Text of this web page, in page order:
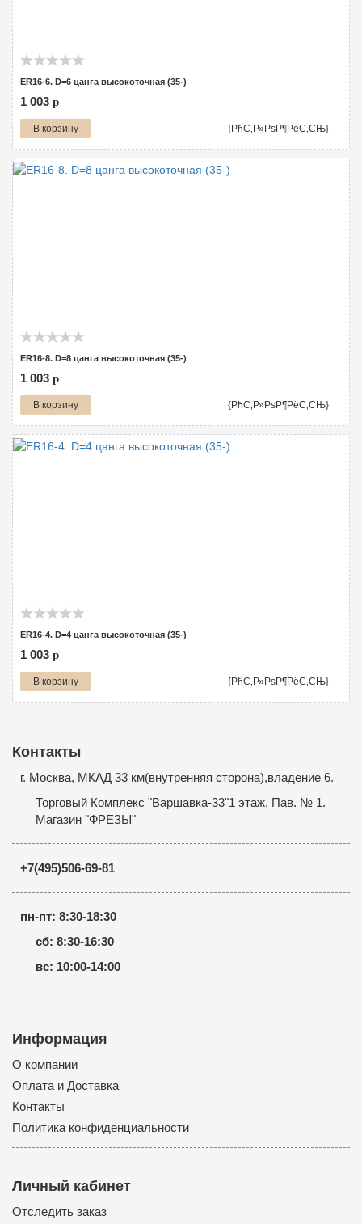
ER16-6. D=6 цанга высокоточная (35-)
1 003 p
В корзину {РћС‚Р»РѕР¶РёС‚СЊ}
ER16-8. D=8 цанга высокоточная (35-)
1 003 p
В корзину {РћС‚Р»РѕР¶РёС‚СЊ}
ER16-4. D=4 цанга высокоточная (35-)
1 003 p
В корзину {РћС‚Р»РѕР¶РёС‚СЊ}
Контакты
г. Москва, МКАД 33 км(внутренняя сторона),владение 6.
Торговый Комплекс "Варшавка-33"1 этаж, Пав. № 1.
Магазин "ФРЕЗЫ"
+7(495)506-69-81
пн-пт: 8:30-18:30
сб: 8:30-16:30
вс: 10:00-14:00
Информация
О компании
Оплата и Доставка
Контакты
Политика конфиденциальности
Личный кабинет
Отследить заказ